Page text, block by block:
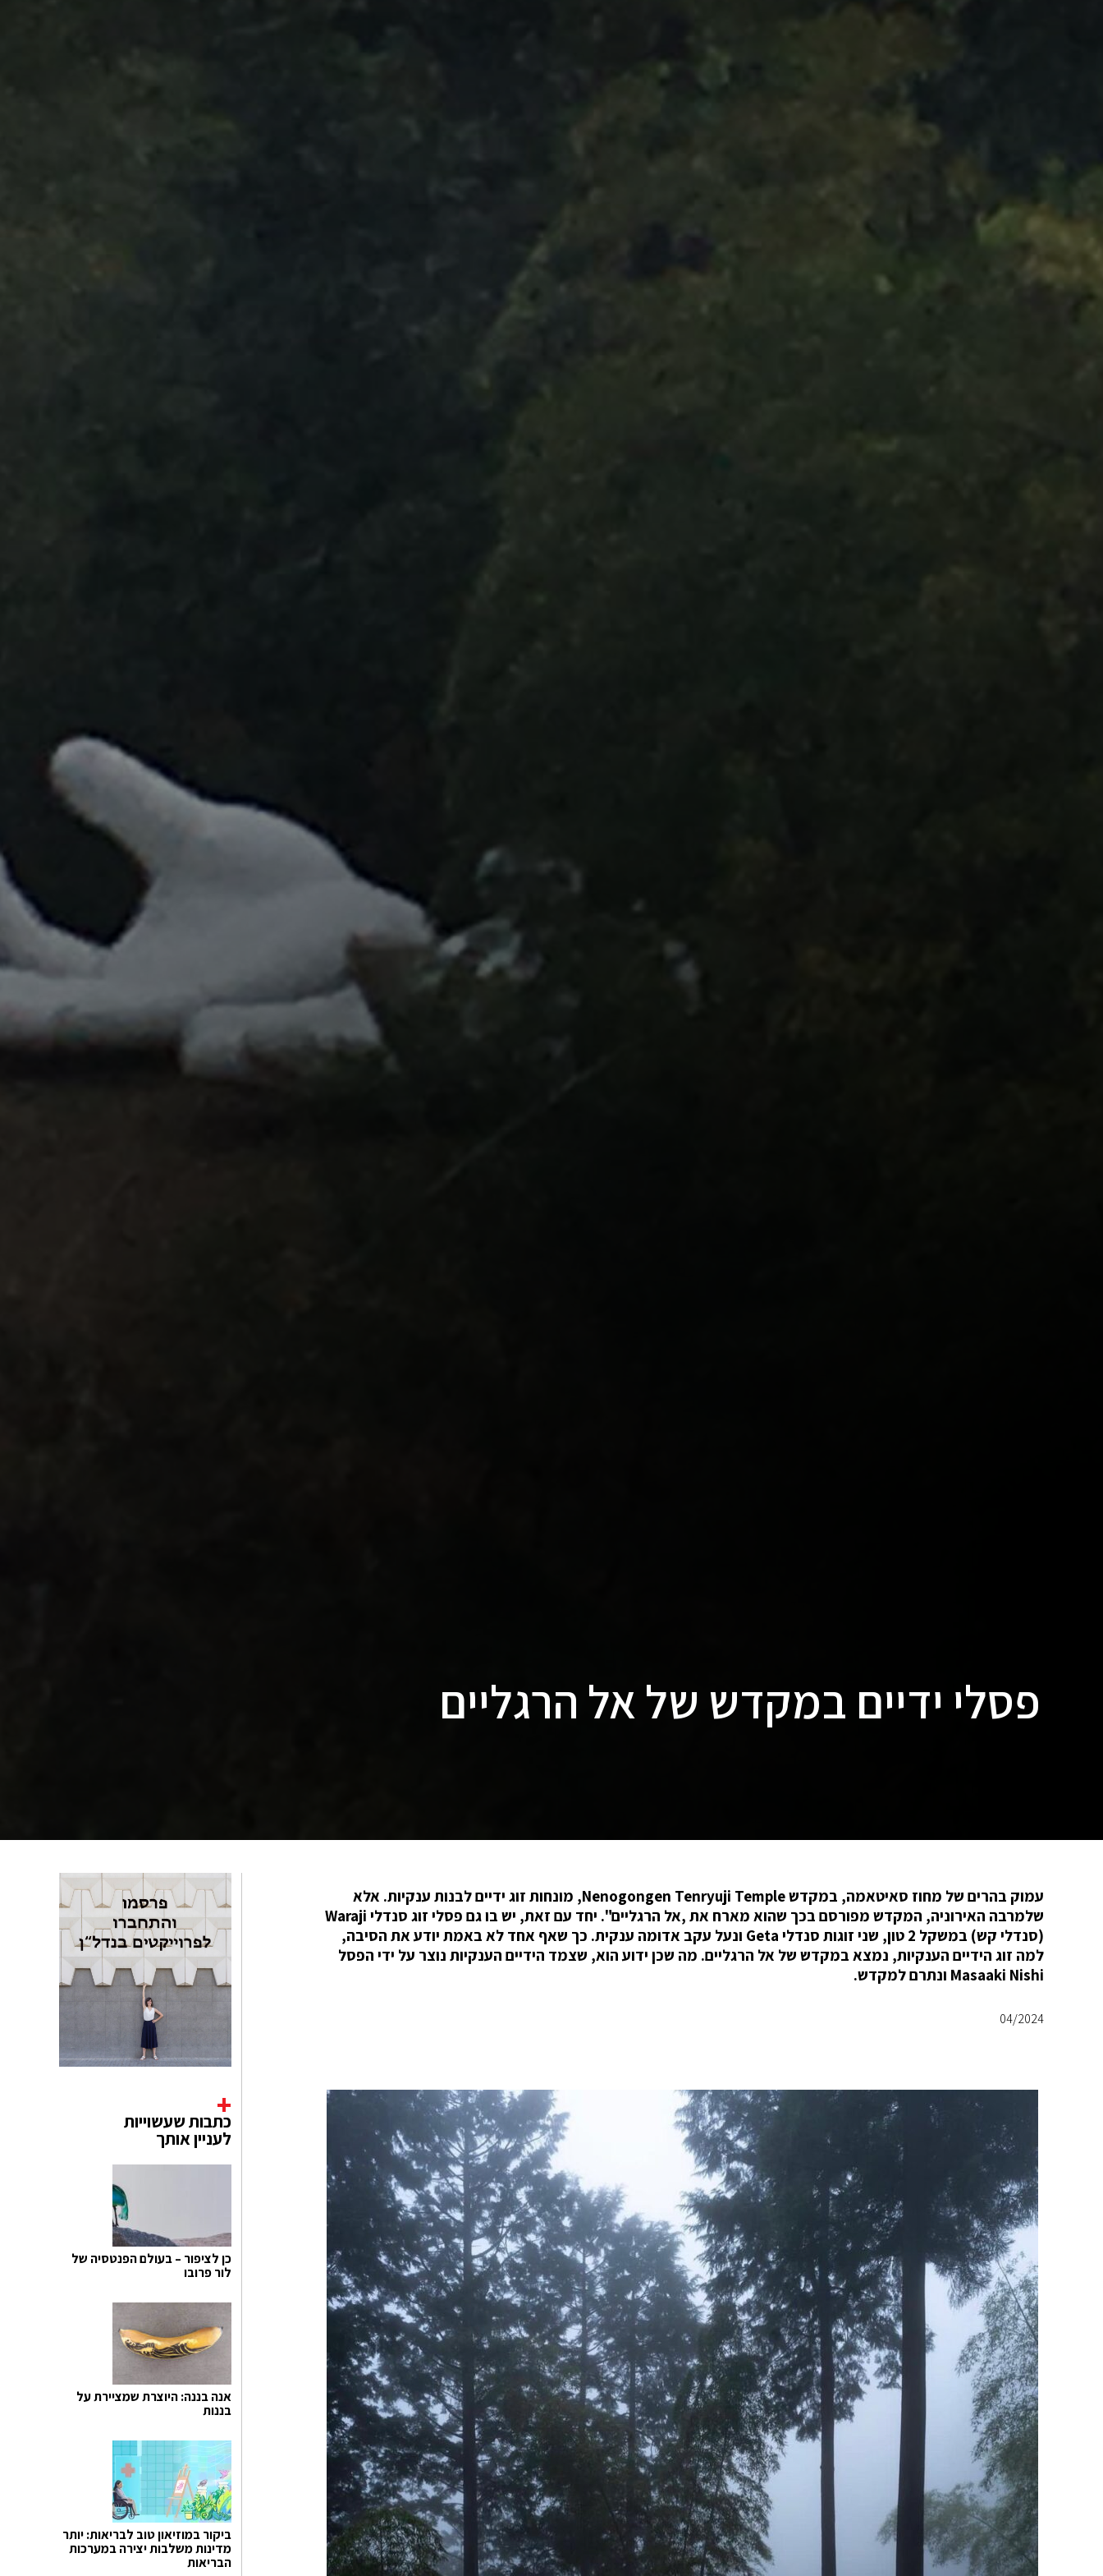
פסלי ידיים במקדש של אל הרגליים
עמוק בהרים של מחוז סאיטאמה, במקדש Nenogongen Tenryuji Temple, מונחות זוג ידיים לבנות ענקיות. אלא
שלמרבה האירוניה, המקדש מפורסם בכך שהוא מארח את ,אל הרגליים". יחד עם זאת, יש בו גם פסלי זוג סנדלי Waraji
(סנדלי קש) במשקל 2 טון, שני זוגות סנדלי Geta ונעל עקב אדומה ענקית. כך שאף אחד לא באמת יודע את הסיבה,
למה זוג הידיים הענקיות, נמצא במקדש של אל הרגליים. מה שכן ידוע הוא, שצמד הידיים הענקיות נוצר על ידי הפסל
Masaaki Nishi ונתרם למקדש.
04/2024
כתבות שעשוייות
לעניין אותך
כן לציפור – בעולם הפנטסיה של
לור פרובו
אנה בננה: היוצרת שמציירת על
בננות
ביקור במוזיאון טוב לבריאות: יותר
מדינות משלבות יצירה במערכות
הבריאות